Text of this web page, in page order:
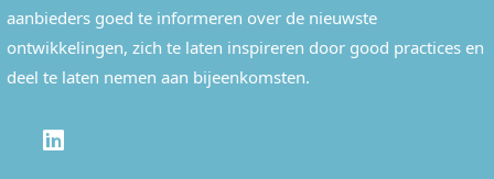
aanbieders goed te informeren over de nieuwste
ontwikkelingen, zich te laten inspireren door good practices en
deel te laten nemen aan bijeenkomsten.